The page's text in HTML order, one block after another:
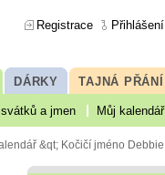
Registrace Přihlášení
TAJNÁ PŘÁNÍ
DÁRKY
a jmen Můj kalendář
&qt; Kočičí jméno Debbie